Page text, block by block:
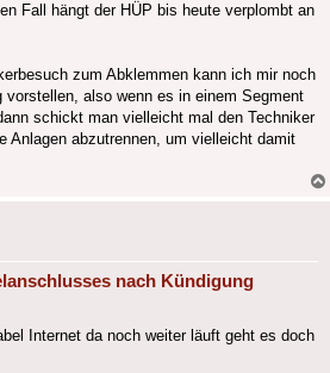
Fall hängt der HÜP bis heute verplombt an
zum Abklemmen kann ich mir noch
vorstellen, also wenn es in einem Segment
schickt man vielleicht mal den Techniker
Anlagen abzutrennen, um vielleicht damit
nach Kündigung
Internet da noch weiter läuft geht es doch